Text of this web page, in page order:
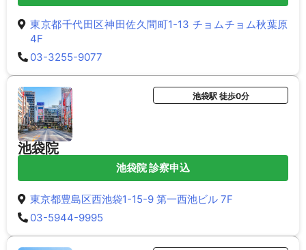
東京都千代田区神田佐久間町1-13 チョムチョム秋葉原
4F
03-3255-9077
池袋院
池袋駅 徒歩0分
池袋院 診察申込
東京都豊島区西池袋1-15-9 第一西池ビル 7F
03-5944-9995